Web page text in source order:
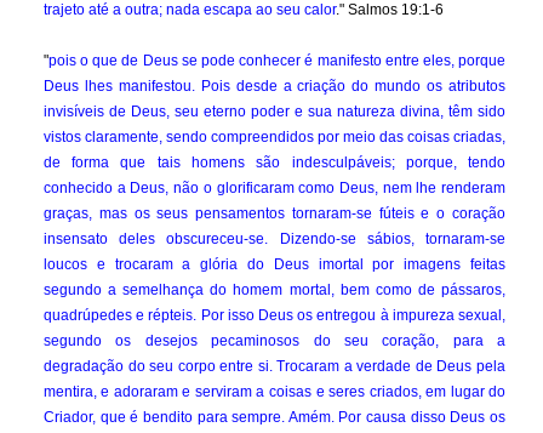
trajeto até a outra; nada escapa ao seu calor." Salmos 19:1-6
"pois o que de Deus se pode conhecer é manifesto entre eles, porque
Deus lhes manifestou. Pois desde a criação do mundo os atributos
invisíveis de Deus, seu eterno poder e sua natureza divina, têm sido
vistos claramente, sendo compreendidos por meio das coisas criadas,
de forma que tais homens são indesculpáveis; porque, tendo
conhecido a Deus, não o glorificaram como Deus, nem lhe renderam
graças, mas os seus pensamentos tornaram-se fúteis e o coração
insensato deles obscureceu-se. Dizendo-se sábios, tornaram-se
loucos e trocaram a glória do Deus imortal por imagens feitas
segundo a semelhança do homem mortal, bem como de pássaros,
quadrúpedes e répteis. Por isso Deus os entregou à impureza sexual,
segundo os desejos pecaminosos do seu coração, para a
degradação do seu corpo entre si. Trocaram a verdade de Deus pela
mentira, e adoraram e serviram a coisas e seres criados, em lugar do
Criador, que é bendito para sempre. Amém. Por causa disso Deus os